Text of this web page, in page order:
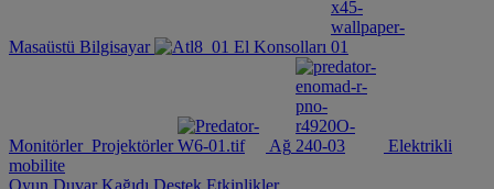
Masaüstü Bilgisayar El Konsolları
Monitörler Projektörler Ağ
Elektrikli
mobilite
Oyun Duvar Kağıdı Destek Etkinlikler